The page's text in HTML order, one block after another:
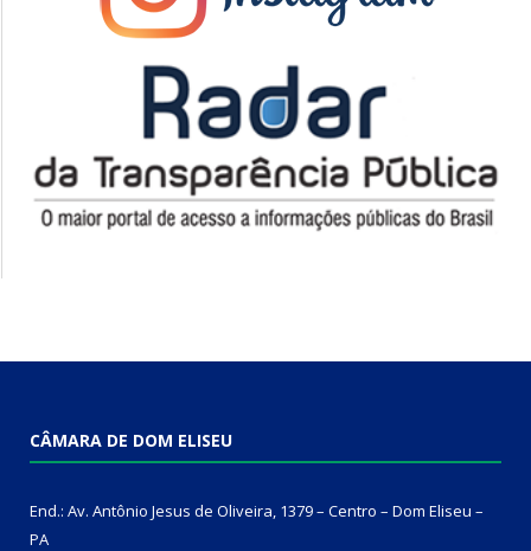
CÂMARA DE DOM ELISEU
End.: Av. Antônio Jesus de Oliveira, 1379 – Centro – Dom Eliseu –
PA